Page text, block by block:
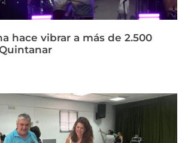
hace vibrar a más de 2.500